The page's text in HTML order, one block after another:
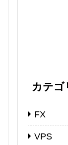
カテゴ
FX
VPS